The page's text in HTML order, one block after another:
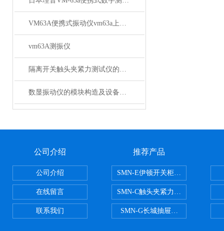
VM63A便携式振动仪vm63a上海徐吉电气
vm63A测振仪
隔离开关触头夹紧力测试仪的设计与应用
数显振动仪的模块构造及设备使用方法
公司介绍
公司介绍
在线留言
联系我们
推荐产品
SMN-E伊顿开关柜触头夹紧力检
SMN-C触头夹紧力检测仪
SMN-G长城抽屉开关柜触头夹紧